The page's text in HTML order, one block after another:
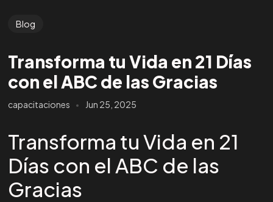
Blog
Transforma tu Vida en 21 Días
con el ABC de las Gracias
capacitaciones Jun 25, 2025
Transforma tu Vida en 21
Días con el ABC de las
Gracias